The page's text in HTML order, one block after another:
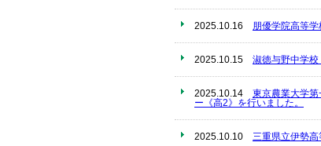
2025.10.16 朋優学院高等
2025.10.15 淑徳与野中学校
2025.10.14 東京農業大学
ー《高2》を行いました。
2025.10.10 三重県立伊勢高